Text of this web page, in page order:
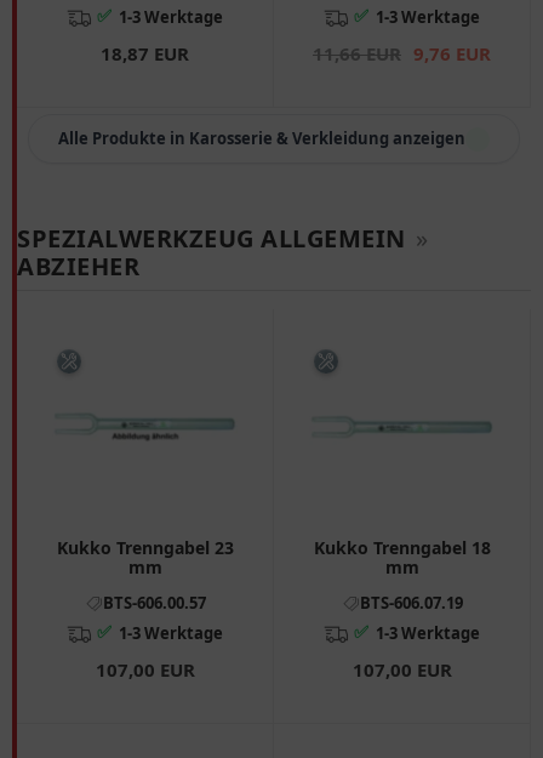
✅ 1-3 Werktage
18,87 EUR
✅ 1-3 Werktage
11,66 EUR 9,76 EUR
Alle Produkte in Karosserie & Verkleidung anzeigen
SPEZIALWERKZEUG ALLGEMEIN »
ABZIEHER
Kukko Trenngabel 23
mm
BTS-606.00.57
✅ 1-3 Werktage
107,00 EUR
Kukko Trenngabel 18
mm
BTS-606.07.19
✅ 1-3 Werktage
107,00 EUR